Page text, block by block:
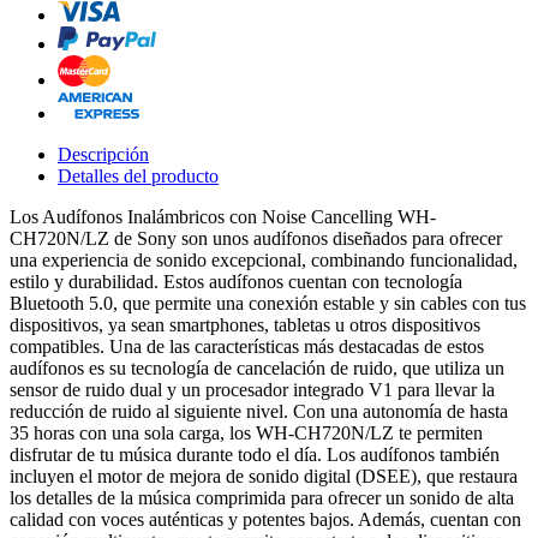
Descripción
Detalles del producto
Los Audífonos Inalámbricos con Noise Cancelling WH-
CH720N/LZ de Sony son unos audífonos diseñados para ofrecer
una experiencia de sonido excepcional, combinando funcionalidad,
estilo y durabilidad. Estos audífonos cuentan con tecnología
Bluetooth 5.0, que permite una conexión estable y sin cables con tus
dispositivos, ya sean smartphones, tabletas u otros dispositivos
compatibles. Una de las características más destacadas de estos
audífonos es su tecnología de cancelación de ruido, que utiliza un
sensor de ruido dual y un procesador integrado V1 para llevar la
reducción de ruido al siguiente nivel. Con una autonomía de hasta
35 horas con una sola carga, los WH-CH720N/LZ te permiten
disfrutar de tu música durante todo el día. Los audífonos también
incluyen el motor de mejora de sonido digital (DSEE), que restaura
los detalles de la música comprimida para ofrecer un sonido de alta
calidad con voces auténticas y potentes bajos. Además, cuentan con